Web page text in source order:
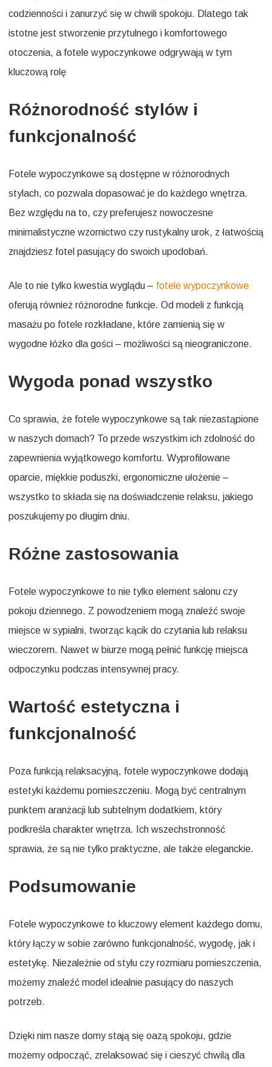
codzienności i zanurzyć się w chwili spokoju. Dlatego tak
istotne jest stworzenie przytulnego i komfortowego
otoczenia, a fotele wypoczynkowe odgrywają w tym
kluczową rolę
Różnorodność stylów i
funkcjonalność
Fotele wypoczynkowe są dostępne w różnorodnych
stylach, co pozwala dopasować je do każdego wnętrza.
Bez względu na to, czy preferujesz nowoczesne
minimalistyczne wzornictwo czy rustykalny urok, z łatwością
znajdziesz fotel pasujący do swoich upodobań.
Ale to nie tylko kwestia wyglądu – fotele wypoczynkowe
oferują również różnorodne funkcje. Od modeli z funkcją
masażu po fotele rozkładane, które zamienią się w
wygodne łóżko dla gości – możliwości są nieograniczone.
Wygoda ponad wszystko
Co sprawia, że fotele wypoczynkowe są tak niezastąpione
w naszych domach? To przede wszystkim ich zdolność do
zapewnienia wyjątkowego komfortu. Wyprofilowane
oparcie, miękkie poduszki, ergonomiczne ułożenie –
wszystko to składa się na doświadczenie relaksu, jakiego
poszukujemy po długim dniu.
Różne zastosowania
Fotele wypoczynkowe to nie tylko element salonu czy
pokoju dziennego. Z powodzeniem mogą znaleźć swoje
miejsce w sypialni, tworząc kącik do czytania lub relaksu
wieczorem. Nawet w biurze mogą pełnić funkcję miejsca
odpoczynku podczas intensywnej pracy.
Wartość estetyczna i
funkcjonalność
Poza funkcją relaksacyjną, fotele wypoczynkowe dodają
estetyki każdemu pomieszczeniu. Mogą być centralnym
punktem aranżacji lub subtelnym dodatkiem, który
podkreśla charakter wnętrza. Ich wszechstronność
sprawia, że są nie tylko praktyczne, ale także eleganckie.
Podsumowanie
Fotele wypoczynkowe to kluczowy element każdego domu,
który łączy w sobie zarówno funkcjonalność, wygodę, jak i
estetykę. Niezależnie od stylu czy rozmiaru pomieszczenia,
możemy znaleźć model idealnie pasujący do naszych
potrzeb.
Dzięki nim nasze domy stają się oazą spokoju, gdzie
możemy odpocząć, zrelaksować się i cieszyć chwilą dla